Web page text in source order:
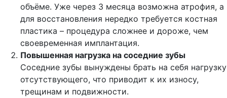
объёме. Уже через 3 месяца возможна атрофия, а
для восстановления нередко требуется костная
пластика – процедура сложнее и дороже, чем
своевременная имплантация.
Повышенная нагрузка на соседние зубы
Соседние зубы вынуждены брать на себя нагрузку
отсутствующего, что приводит к их износу,
трещинам и подвижности.